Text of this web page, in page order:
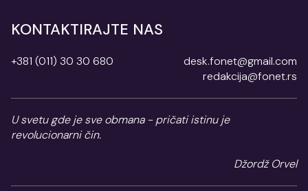
KONTAKTIRAJTE NAS
+381 (011) 30 30 680
desk.fonet@gmail.com
redakcija@fonet.rs
U svetu gde je sve obmana - pričati istinu je
revolucionarni čin.
Džordž Orvel